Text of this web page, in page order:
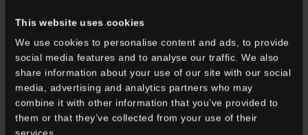
This website uses cookies
We use cookies to personalise content and ads, to provide
social media features and to analyse our traffic. We also
share information about your use of our site with our social
media, advertising and analytics partners who may
combine it with other information that you’ve provided to
them or that they’ve collected from your use of their
80x80 . 32"x32" 60x120 . 24"x48"